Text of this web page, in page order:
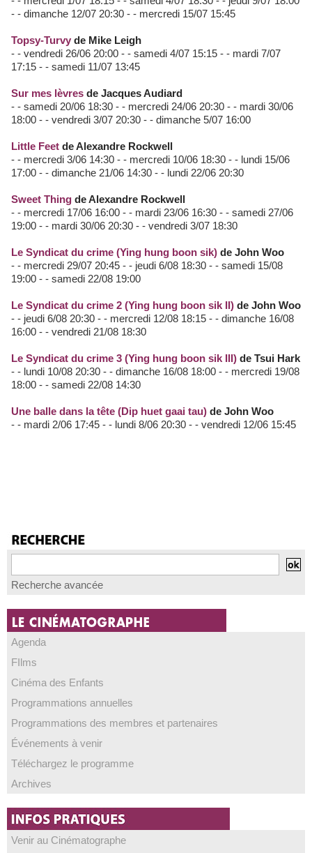
- - dimanche 12/07 20:30 - - mercredi 15/07 15:45
Topsy-Turvy de Mike Leigh
- - vendredi 26/06 20:00 - - samedi 4/07 15:15 - - mardi 7/07
17:15 - - samedi 11/07 13:45
Sur mes lèvres de Jacques Audiard
- - samedi 20/06 18:30 - - mercredi 24/06 20:30 - - mardi 30/06
18:00 - - vendredi 3/07 20:30 - - dimanche 5/07 16:00
Little Feet de Alexandre Rockwell
- - mercredi 3/06 14:30 - - mercredi 10/06 18:30 - - lundi 15/06
17:00 - - dimanche 21/06 14:30 - - lundi 22/06 20:30
Sweet Thing de Alexandre Rockwell
- - mercredi 17/06 16:00 - - mardi 23/06 16:30 - - samedi 27/06
19:00 - - mardi 30/06 20:30 - - vendredi 3/07 18:30
Le Syndicat du crime (Ying hung boon sik) de John Woo
- - mercredi 29/07 20:45 - - jeudi 6/08 18:30 - - samedi 15/08
19:00 - - samedi 22/08 19:00
Le Syndicat du crime 2 (Ying hung boon sik II) de John Woo
- - jeudi 6/08 20:30 - - mercredi 12/08 18:15 - - dimanche 16/08
16:00 - - vendredi 21/08 18:30
Le Syndicat du crime 3 (Ying hung boon sik III) de Tsui Hark
- - lundi 10/08 20:30 - - dimanche 16/08 18:00 - - mercredi 19/08
18:00 - - samedi 22/08 14:30
Une balle dans la tête (Dip huet gaai tau) de John Woo
- - mardi 2/06 17:45 - - lundi 8/06 20:30 - - vendredi 12/06 15:45
Recherche avancée
Agenda
FIlms
Cinéma des Enfants
Programmations annuelles
Programmations des membres et partenaires
Événements à venir
Téléchargez le programme
Archives
Venir au Cinématographe